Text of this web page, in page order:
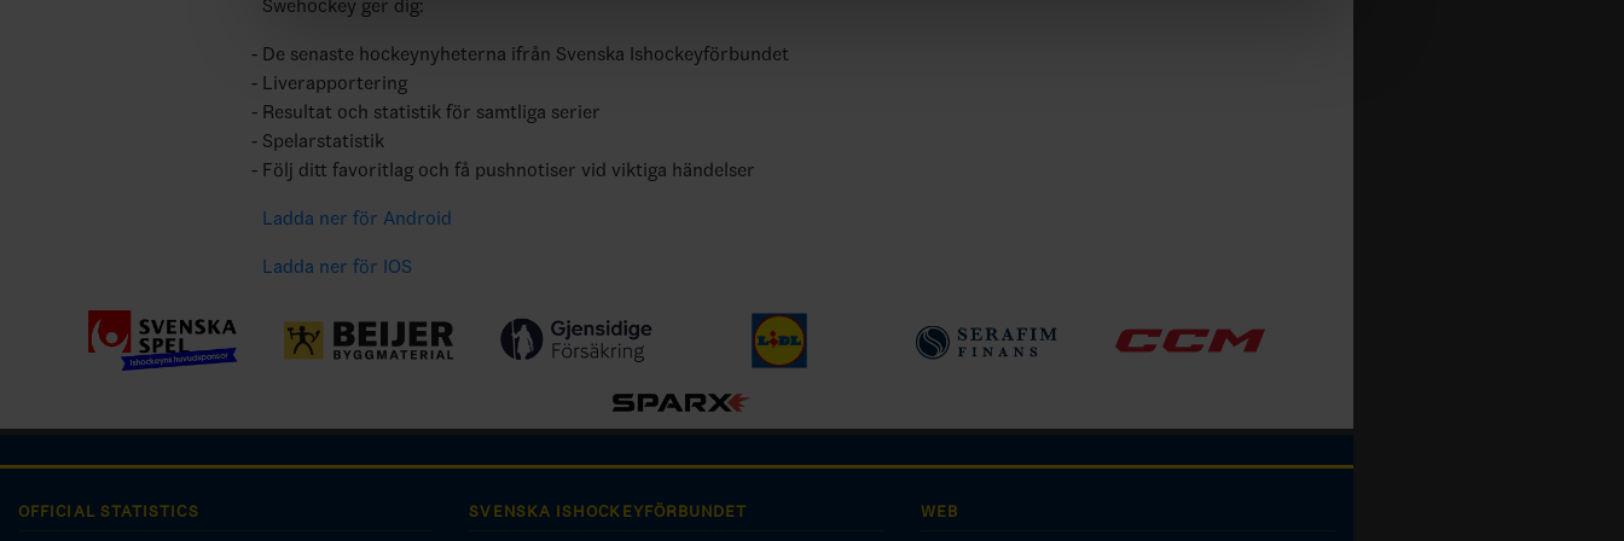
Swehockey ger dig:
De senaste hockeynyheterna ifrån Svenska Ishockeyförbundet
Liverapportering
Resultat och statistik för samtliga serier
Spelarstatistik
Följ ditt favoritlag och få pushnotiser vid viktiga händelser
Ladda ner för Android
Ladda ner för IOS
OFFICIAL STATISTICS SVENSKA ISHOCKEYFÖRBUNDET WEB